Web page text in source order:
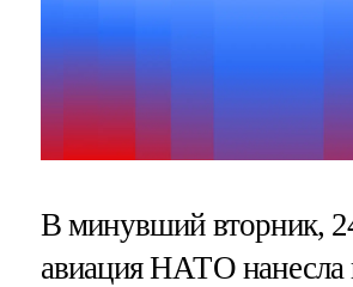
В минувший вторник,
авиация НАТО нанесла